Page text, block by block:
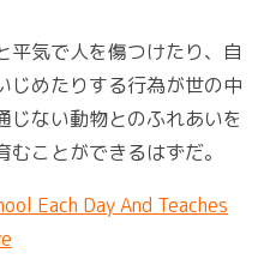
平気で人を傷つけたり、自
じめたりする行為が世の中
じない動物とのふれあいを
ことができるはずだ。
Each Day And Teaches